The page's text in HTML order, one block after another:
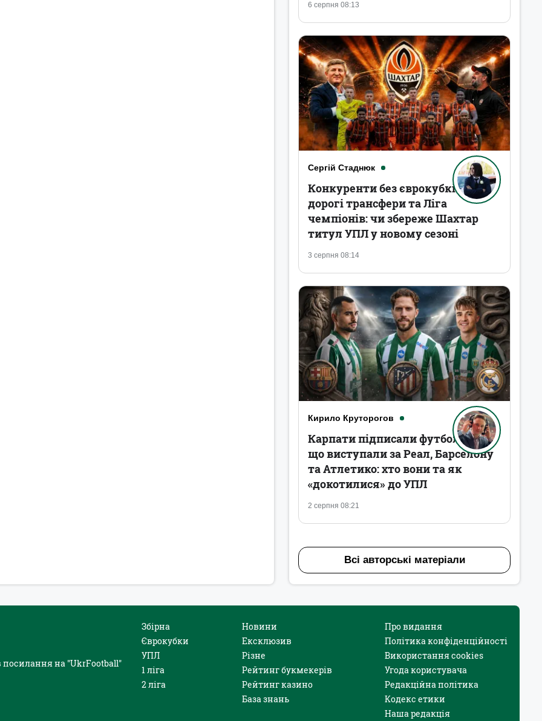
6 серпня 08:13
Сергій Стаднюк
3 серпня 08:14
Конкуренти без єврокубків,
дорогі трансфери та Ліга
чемпіонів: чи збереже Шахтар
титул УПЛ у новому сезоні
Кирило Круторогов
2 серпня 08:21
Карпати підписали футболістів,
що виступали за Реал, Барселону
та Атлетико: хто вони та як
«докотилися» до УПЛ
Всі авторські матеріали
посилання на "UkrFootball"
Збірна
Єврокубки
УПЛ
1 ліга
2 ліга
Новини
Ексклюзив
Різне
Рейтинг букмекерів
Рейтинг казино
База знань
Про видання
Політика конфіденційності
Використання cookies
Угода користувача
Редакційна політика
Кодекс етики
Наша редакція